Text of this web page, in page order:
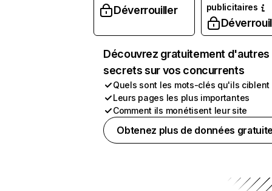
Déverrouiller
publicitaires
Découvrez gratuitement d'autres
secrets sur vos concurrents
Quels sont les mots-clés qu'ils ciblent
Leurs pages les plus importantes
Comment ils monétisent leur site
Obtenez plus de données